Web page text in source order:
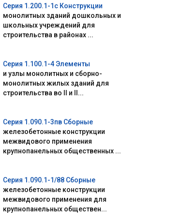
Серия 1.200.1-1c Конструкции
монолитных зданий дошкольных и
школьных учреждений для
строительства в районах ...
Серия 1.100.1-4 Элементы
и узлы монолитных и сборно-
монолитных жилых зданий для
строительства во II и II...
Серия 1.090.1-3пв Сборные
железобетонные конструкции
межвидового применения
крупнопанельных общественных ...
Серия 1.090.1-1/88 Сборные
железобетонные конструкции
межвидового применения для
крупнопанельных обществен...